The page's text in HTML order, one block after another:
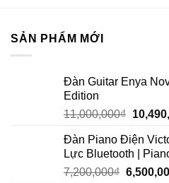
SẢN PHẨM MỚI
Đàn Guitar Enya
Edition
11,000,000₫
Đàn Piano Điện
Lực Bluetooth |
7,200,000₫